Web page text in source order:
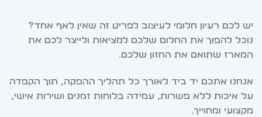
יש לכם רעיון חלומי לעיצוב לפריט זה שאין לאף אחד?
נוכל להפוך את החלום שלכם למציאות ולייצר לכם את
המארז שתואם את החזון שלכם.
אנחנו אתכם יד ביד לאורך כל תהליך ההפקה, תוך הקפדה
על איכות ללא פשרות, עמידה בלוחות זמנים ושירות אישי,
מקצועי ומחוייך.